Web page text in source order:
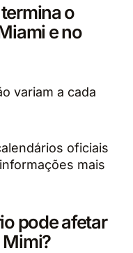
o
e no
variam a cada
oficiais
mais
pode afetar